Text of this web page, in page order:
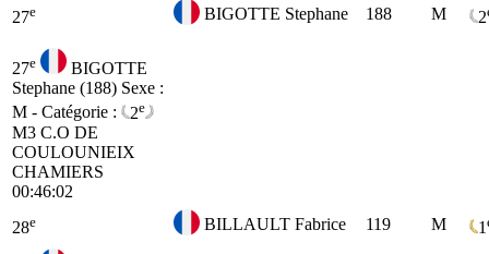
27e BIGOTTE Stephane 188 M 2
27e
BIGOTTE
Stephane (188) Sexe :
M - Catégorie :
2e
M3 C.O DE
COULOUNIEIX
CHAMIERS
00:46:02
28e BILLAULT Fabrice 119 M 1